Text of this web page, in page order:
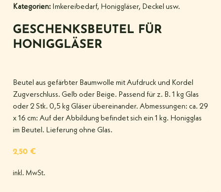
Kategorien: Imkereibedarf, Honiggläser, Deckel usw.
GESCHENKSBEUTEL FÜR
HONIGGLÄSER
Beutel aus gefärbter Baumwolle mit Aufdruck und Kordel
Zugverschluss. Gelb oder Beige. Passend für z. B. 1 kg Glas
oder 2 Stk. 0,5 kg Gläser übereinander. Abmessungen: ca. 29
x 16 cm: Auf der Abbildung befindet sich ein 1 kg. Honigglas
im Beutel. Lieferung ohne Glas.
2,50 €
inkl. MwSt.